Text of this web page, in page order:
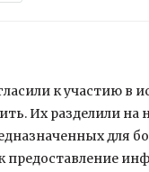
к участию в
Их разделили
для
предоставление